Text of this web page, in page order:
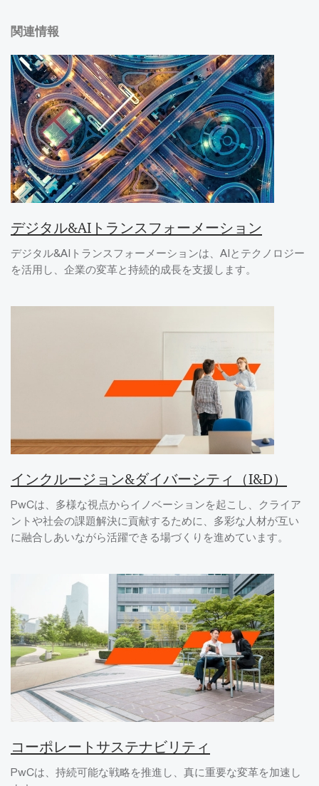
関連情報
デジタル&AIトランスフォーメーション
デジタル&AIトランスフォーメーションは、AIとテクノロジー
を活用し、企業の変革と持続的成長を支援します。
インクルージョン&ダイバーシティ（I&D）
PwCは、多様な視点からイノベーションを起こし、クライア
ントや社会の課題解決に貢献するために、多彩な人材が互い
に融合しあいながら活躍できる場づくりを進めています。
コーポレートサステナビリティ
PwCは、持続可能な戦略を推進し、真に重要な変革を加速し